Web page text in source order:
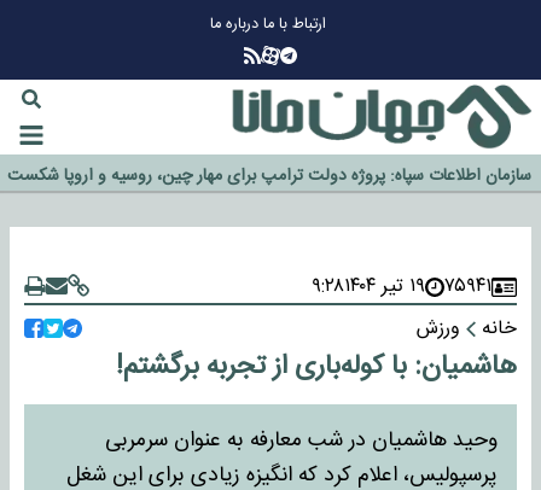
ارتباط با مادرباره ما
گزینه جدایی اوسمار روی میز مدیران پرسپولیس
آیا رئیس جمهور آمریکا قانون را دور می‌زند؟
اخراج رسمی چهره نامدار از پرسپولیس
سازمان اطلاعات سپاه: پروژه دولت ترامپ برای مهار چین، روسیه و اروپا شکست
خورد
۷۵۹۴۱ ۱۹ تیر ۱۴۰۴
۹:۲۸
خانه
ورزش
هاشمیان: با کوله‌باری از تجربه برگشتم!
وحید هاشمیان در شب معارفه به عنوان سرمربی
پرسپولیس، اعلام کرد که انگیزه زیادی برای این شغل